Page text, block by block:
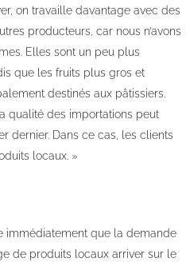
on travaille davantage avec des
producteurs, car nous n’avons
Elles sont un peu plus
que les fruits plus gros et
destinés aux pâtissiers.
qualité des importations peut
dernier. Dans ce cas, les clients
locaux. »
immédiatement que la demande
de produits locaux arriver sur le